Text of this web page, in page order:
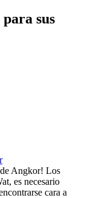
sus
de Angkor! Los
es necesario
cara a